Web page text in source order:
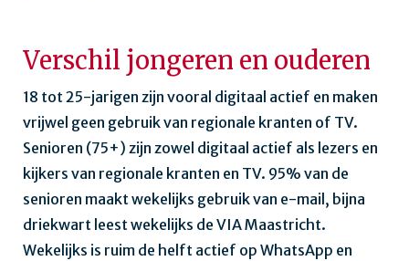
Verschil jongeren en ouderen
18 tot 25-jarigen zijn vooral digitaal actief en maken
vrijwel geen gebruik van regionale kranten of TV.
Senioren (75+) zijn zowel digitaal actief als lezers en
kijkers van regionale kranten en TV. 95% van de
senioren maakt wekelijks gebruik van e-mail, bijna
driekwart leest wekelijks de VIA Maastricht.
Wekelijks is ruim de helft actief op WhatsApp en